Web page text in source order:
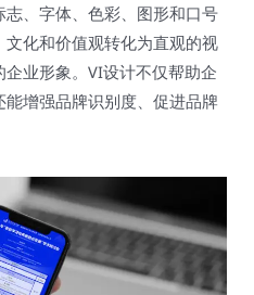
、字体、色彩、图形和口号
化和价值观转化为直观的视
业形象。VI设计不仅帮助企
增强品牌识别度、促进品牌